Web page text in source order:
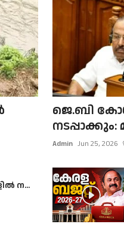
ജെ.ബി
നടപ്പാക്കും:
Admin Jun 25, 2026
ന...